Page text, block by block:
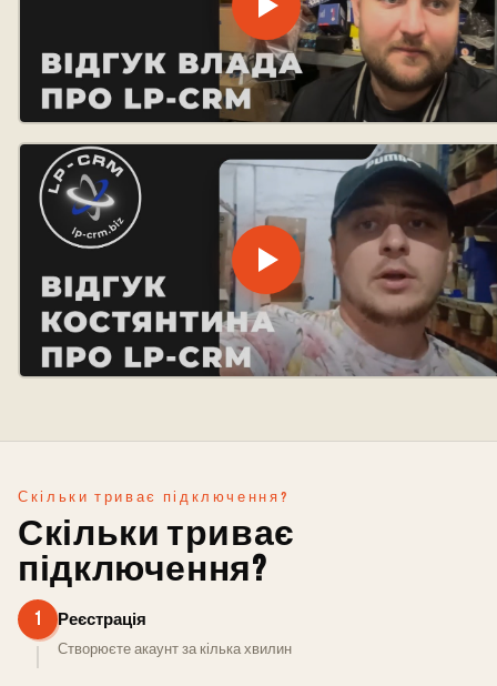
Скільки триває підключення?
Скільки триває
підключення?
1 Реєстрація
Створюєте акаунт за кілька хвилин